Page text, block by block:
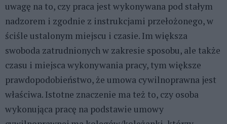
uwagę na to, czy praca jest wykonywana pod stałym
nadzorem i zgodnie z instrukcjami przełożonego, w
ściśle ustalonym miejscu i czasie. Im większa
swoboda zatrudnionych w zakresie sposobu, ale także
czasu i miejsca wykonywania pracy, tym większe
prawdopodobieństwo, że umowa cywilnoprawna jest
właściwa. Istotne znaczenie ma też to, czy osoba
wykonująca pracę na podstawie umowy